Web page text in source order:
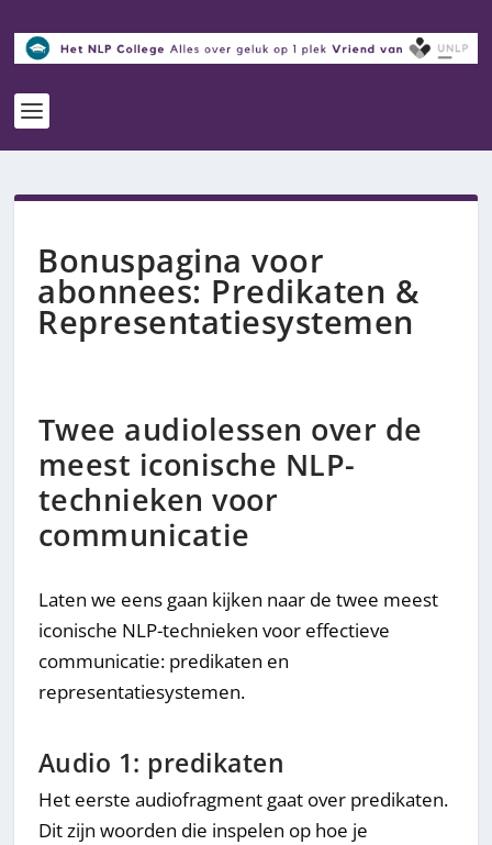
Bonuspagina voor
abonnees: Predikaten &
Representatiesystemen
Twee audiolessen over de
meest iconische NLP-
technieken voor
communicatie
Laten we eens gaan kijken naar de twee meest
iconische NLP-technieken voor effectieve
communicatie: predikaten en
representatiesystemen.
Audio 1: predikaten
Het eerste audiofragment gaat over predikaten.
Dit zijn woorden die inspelen op hoe je